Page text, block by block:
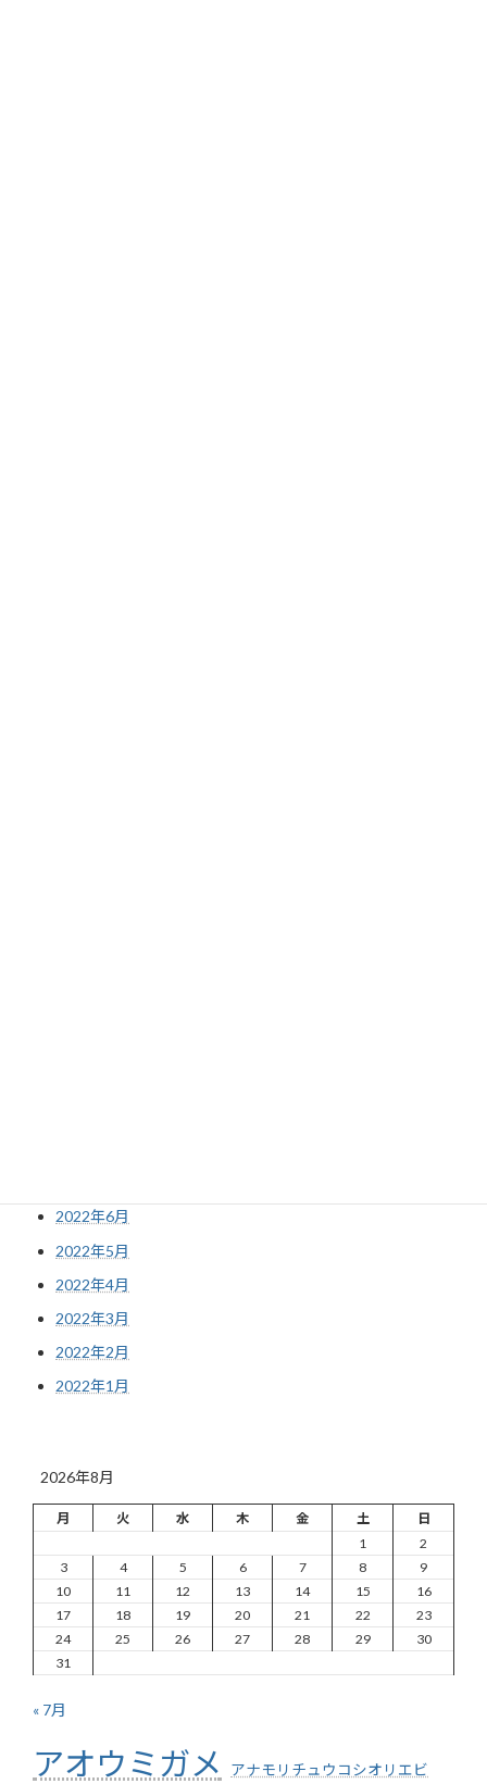
2022年6月
2022年5月
2022年4月
2022年3月
2022年2月
2022年1月
2026年8月
月 火 水 木 金 土
日
1
2
3
4 5 6 7 8
9
10
11 12 13 14 15
16
17
18 19 20 21 22
23
24
25 26 27 28 29
30
31
« 7月
アオウミガメ アナモリチュウコシオリエビ